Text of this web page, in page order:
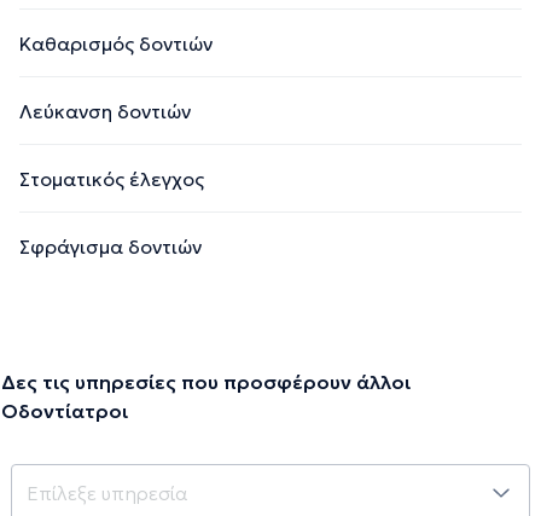
Καθαρισμός δοντιών
Λεύκανση δοντιών
Στοματικός έλεγχος
Σφράγισμα δοντιών
Δες τις υπηρεσίες που προσφέρουν άλλοι
Οδοντίατροι